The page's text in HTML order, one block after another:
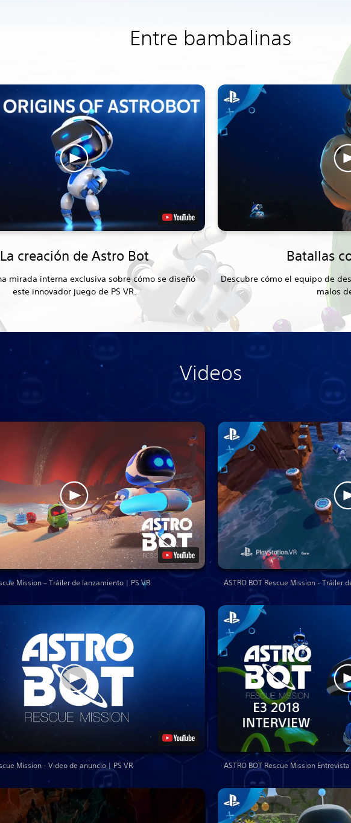
Entre bambalinas
La creación de Astro Bot
mirada interna exclusiva sobre cómo se diseñó
este innovador juego de PS VR.
Batallas
Descubre cómo el equipo de
malos
Videos
Mission – Tráiler de lanzamiento | PS VR
Mission - Video de anuncio | PS VR
ASTRO BOT Rescue Mission - Tráiler
ASTRO BOT Rescue Mission